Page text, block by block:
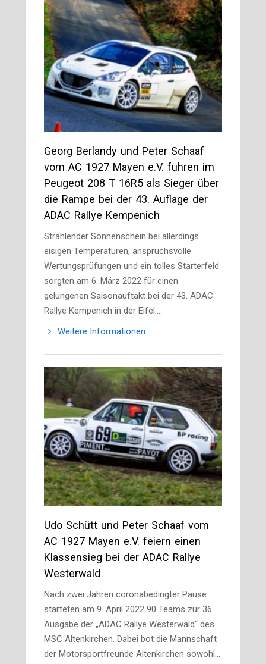
Georg Berlandy und Peter Schaaf
vom AC 1927 Mayen e.V. fuhren im
Peugeot 208 T 16R5 als Sieger über
die Rampe bei der 43. Auflage der
ADAC Rallye Kempenich
Strahlender Sonnenschein bei allerdings
eisigen Temperaturen, anspruchsvolle
Wertungsprüfungen und ein tolles Starterfeld
sorgten am 6. März 2022 für einen
gelungenen Saisonauftakt bei der 43. ADAC
Rallye Kempenich in der Eifel.…
Weitere Informationen
Udo Schütt und Peter Schaaf vom
AC 1927 Mayen e.V. feiern einen
Klassensieg bei der ADAC Rallye
Westerwald
Nach zwei Jahren coronabedingter Pause
starteten am 9. April 2022 90 Teams zur 36.
Ausgabe der „ADAC Rallye Westerwald“ des
MSC Altenkirchen. Dabei bot die Mannschaft
der Motorsportfreunde Altenkirchen sowohl…